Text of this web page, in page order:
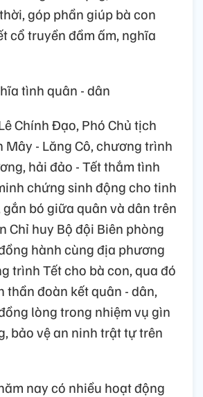
góp phần giúp bà con
cổ truyền đầm ấm, nghĩa
tình quân - dân
Chính Đạo, Phó Chủ tịch
Mây - Lăng Cô, chương trình
hải đảo - Tết thắm tình
chứng sinh động cho tinh
bó giữa quân và dân trên
Chỉ huy Bộ đội Biên phòng
hành cùng địa phương
trình Tết cho bà con, qua đó
thần đoàn kết quân - dân,
lòng trong nhiệm vụ gìn
bảo vệ an ninh trật tự trên
nay có nhiều hoạt động